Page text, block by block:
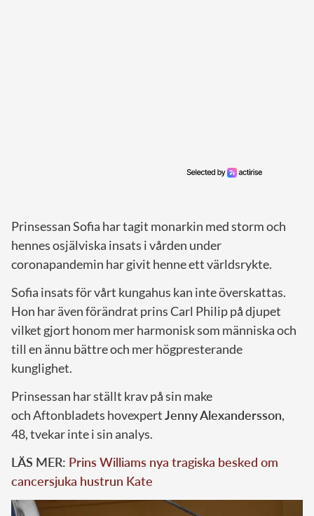
Prinsessan Sofia har tagit monarkin med storm och
hennes osjälviska insats i vården under
coronapandemin har givit henne ett världsrykte.
Sofia insats för vårt kungahus kan inte överskattas.
Hon har även förändrat prins Carl Philip på djupet
vilket gjort honom mer harmonisk som människa och
till en ännu bättre och mer högpresterande
kunglighet.
Prinsessan har ställt krav på sin make
och Aftonbladets hovexpertJennyAlexandersson,
48, tvekar inte i sin analys.
LÄS MER: Prins Williams nya tragiska besked om
cancersjuka hustrun Kate